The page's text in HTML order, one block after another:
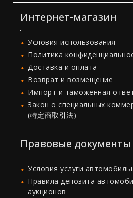
Интернет-магазин
Условия использования
Политика
Доставка и оплата
Возврат и возмещение
Импорт и таможенная
Закон о специальных
(特定商取引法)
Правовые документы
Условия услуги
Правила депозита
аукционов